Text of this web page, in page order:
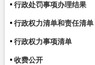
行政处罚事项办理结果
行政权力清单和责任清单
行政权力事项清单
收费公开